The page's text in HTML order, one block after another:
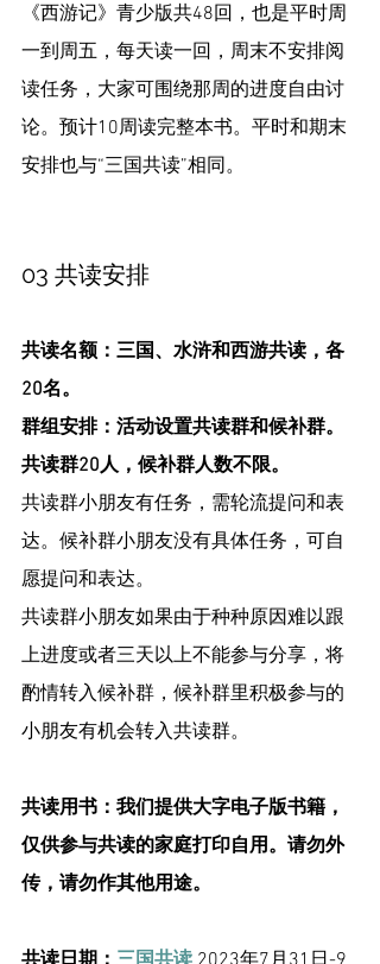
《西游记》青少版共48回，也是平时周
一到周五，每天读一回，周末不安排阅
读任务，大家可围绕那周的进度自由讨
论。预计10周读完整本书。平时和期末
安排也与“三国共读”相同。
03 共读安排
共读名额：三国、水浒和西游共读，各
20名。
群组安排：活动设置共读群和候补群。
共读群20人，候补群人数不限。
共读群小朋友有任务，需轮流提问和表
达。候补群小朋友没有具体任务，可自
愿提问和表达。
共读群小朋友如果由于种种原因难以跟
上进度或者三天以上不能参与分享，将
酌情转入候补群，候补群里积极参与的
小朋友有机会转入共读群。
共读用书：我们提供大字电子版书籍，
仅供参与共读的家庭打印自用。请勿外
传，请勿作其他用途。